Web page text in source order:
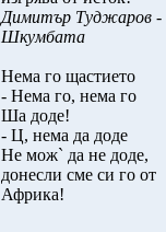
Димитър Туджаров -
Шкумбата
Нема го щастието
- Нема го, нема го
Ша доде!
- Ц, нема да доде
Не мож` да не доде,
донесли сме си го от
Африка!